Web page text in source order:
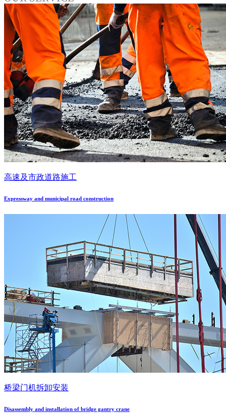
高速及市政道路施工
Expressway and municipal road construction
桥梁门机拆卸安装
Disassembly and installation of bridge gantry crane